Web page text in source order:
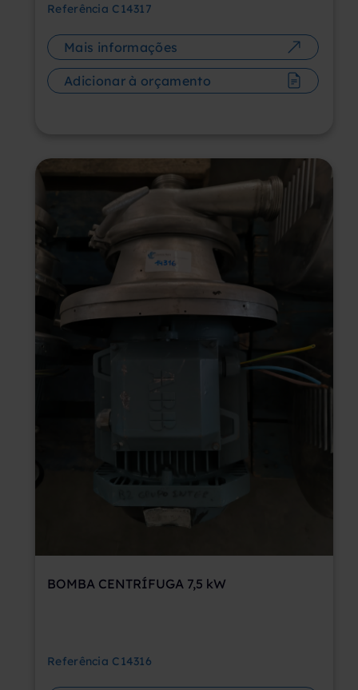
Referência C14317
Mais informações
Adicionar à orçamento
BOMBA CENTRÍFUGA 7,5 kW
Referência C14316